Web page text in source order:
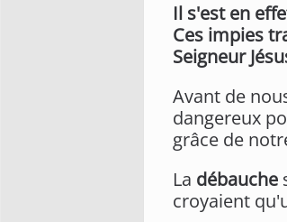
Il s'est en
Ces impies
Seigneur
Avant de
dangereux
grâce de
La débauche
croyaient